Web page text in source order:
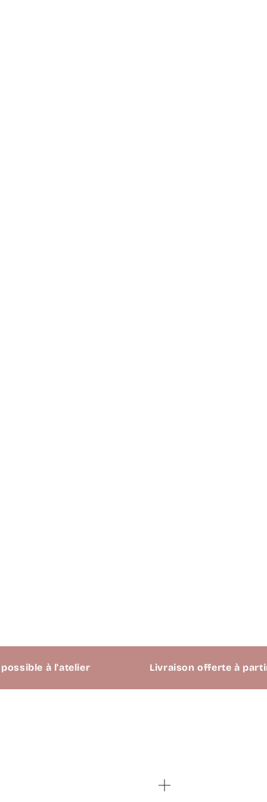
à l'atelier Livraison offerte à partir de